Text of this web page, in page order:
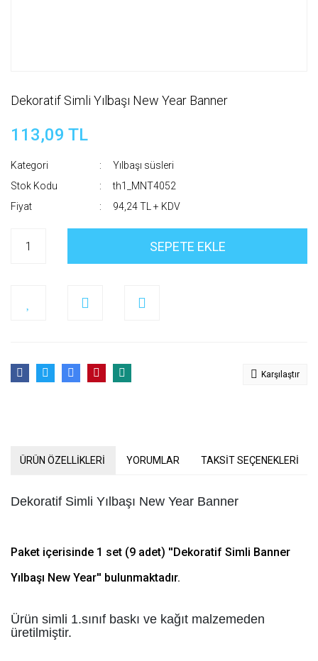
Dekoratif Simli Yılbaşı New Year Banner
113,09 TL
Kategori
Yılbaşı süsleri
Stok Kodu
th1_MNT4052
Fiyat
94,24 TL + KDV
SEPETE EKLE
Karşılaştır
ÜRÜN ÖZELLİKLERİ YORUMLAR TAKSİT SEÇENEKLERİ
Dekoratif Simli Yılbaşı New Year Banner
Paket içerisinde 1 set (9 adet) ''Dekoratif Simli Banner
Yılbaşı New Year'' bulunmaktadır.
Ürün simli 1.sınıf baskı ve kağıt malzemeden
üretilmiştir.